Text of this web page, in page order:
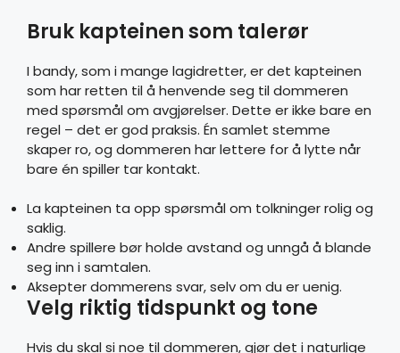
Bruk kapteinen som talerør
I bandy, som i mange lagidretter, er det kapteinen
som har retten til å henvende seg til dommeren
med spørsmål om avgjørelser. Dette er ikke bare en
regel – det er god praksis. Én samlet stemme
skaper ro, og dommeren har lettere for å lytte når
bare én spiller tar kontakt.
La kapteinen ta opp spørsmål om tolkninger rolig og
saklig.
Andre spillere bør holde avstand og unngå å blande
seg inn i samtalen.
Aksepter dommerens svar, selv om du er uenig.
Velg riktig tidspunkt og tone
Hvis du skal si noe til dommeren, gjør det i naturlige